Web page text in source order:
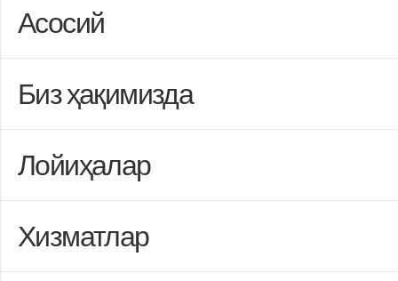
Асосий
Биз ҳақимизда
Лойиҳалар
Хизматлар